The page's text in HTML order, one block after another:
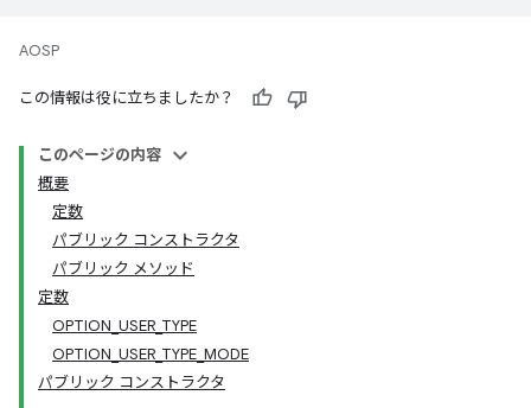
AOSP
この情報は役に立ちましたか？
このページの内容
概要
定数
パブリック コンストラクタ
パブリック メソッド
定数
OPTION_USER_TYPE
OPTION_USER_TYPE_MODE
パブリック コンストラクタ